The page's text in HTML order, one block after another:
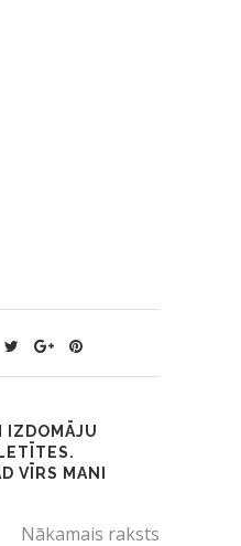
IZDOMĀJU
VĪRS MANI
Nākamais raksts